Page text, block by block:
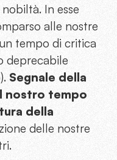
In esse
alle nostre
tempo di critica
deprecabile
Segnale della
nostro tempo
della
delle nostre